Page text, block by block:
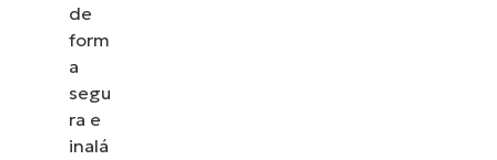
de
form
a
segu
ra e
inalá